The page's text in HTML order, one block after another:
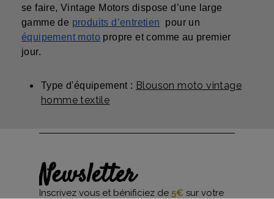
se faire, Vintage Motors dispose d’une large
gamme de produits d’entretien pour un
équipement moto propre et comme au premier
jour.
Type d'équipement : Blouson moto vintage
homme textile
Newsletter
Inscrivez vous et bénificiez de 5€ sur votre